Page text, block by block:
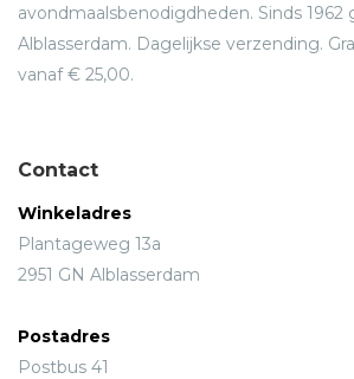
avondmaalsbenodigdheden. Sinds 1962
Alblasserdam. Dagelijkse verzending.
vanaf € 25,00.
Contact
Winkeladres
Plantageweg 13a
2951 GN Alblasserdam
Postadres
Postbus 41